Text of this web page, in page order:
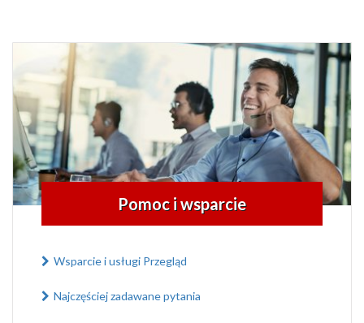
Pomoc i wsparcie
Wsparcie i usługi Przegląd
Najczęściej zadawane pytania